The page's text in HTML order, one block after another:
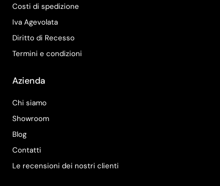
Costi di spedizione
Iva Agevolata
Diritto di Recesso
Termini e condizioni
Azienda
Chi siamo
Showroom
Blog
Contatti
Le recensioni dei nostri clienti